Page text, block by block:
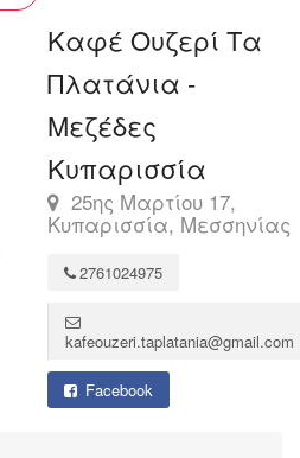
Καφέ Ουζερί Τα
Πλατάνια -
Μεζέδες
Κυπαρισσία
25ης Μαρτίου 17,
Κυπαρισσία, Μεσσηνίας
2761024975
kafeouzeri.taplatania@gmail.com
Facebook